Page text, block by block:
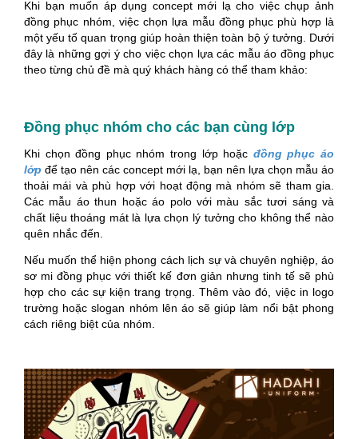
Khi bạn muốn áp dụng concept mới lạ cho việc chụp ảnh
đồng phục nhóm, việc chọn lựa mẫu đồng phục phù hợp là
một yếu tố quan trọng giúp hoàn thiện toàn bộ ý tưởng. Dưới
đây là những gợi ý cho việc chọn lựa các mẫu áo đồng phục
theo từng chủ đề mà quý khách hàng có thể tham khảo:
Đồng phục nhóm cho các bạn cùng lớp
Khi chọn đồng phục nhóm trong lớp hoặc đồng phục áo
lớp để tạo nên các concept mới lạ, bạn nên lựa chọn mẫu áo
thoải mái và phù hợp với hoạt động mà nhóm sẽ tham gia.
Các mẫu áo thun hoặc áo polo với màu sắc tươi sáng và
chất liệu thoáng mát là lựa chọn lý tưởng cho không thể nào
quên nhắc đến.
Nếu muốn thể hiện phong cách lịch sự và chuyên nghiệp, áo
sơ mi đồng phục với thiết kế đơn giản nhưng tinh tế sẽ phù
hợp cho các sự kiện trang trọng. Thêm vào đó, việc in logo
trường hoặc slogan nhóm lên áo sẽ giúp làm nổi bật phong
cách riêng biệt của nhóm.